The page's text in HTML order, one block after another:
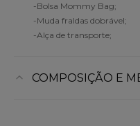
-Bolsa Mommy Bag;
-Muda fraldas dobrável;
-Alça de transporte;
COMPOSIÇÃO E